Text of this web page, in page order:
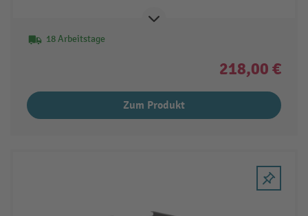
18 Arbeitstage
218,00 €
Zum Produkt